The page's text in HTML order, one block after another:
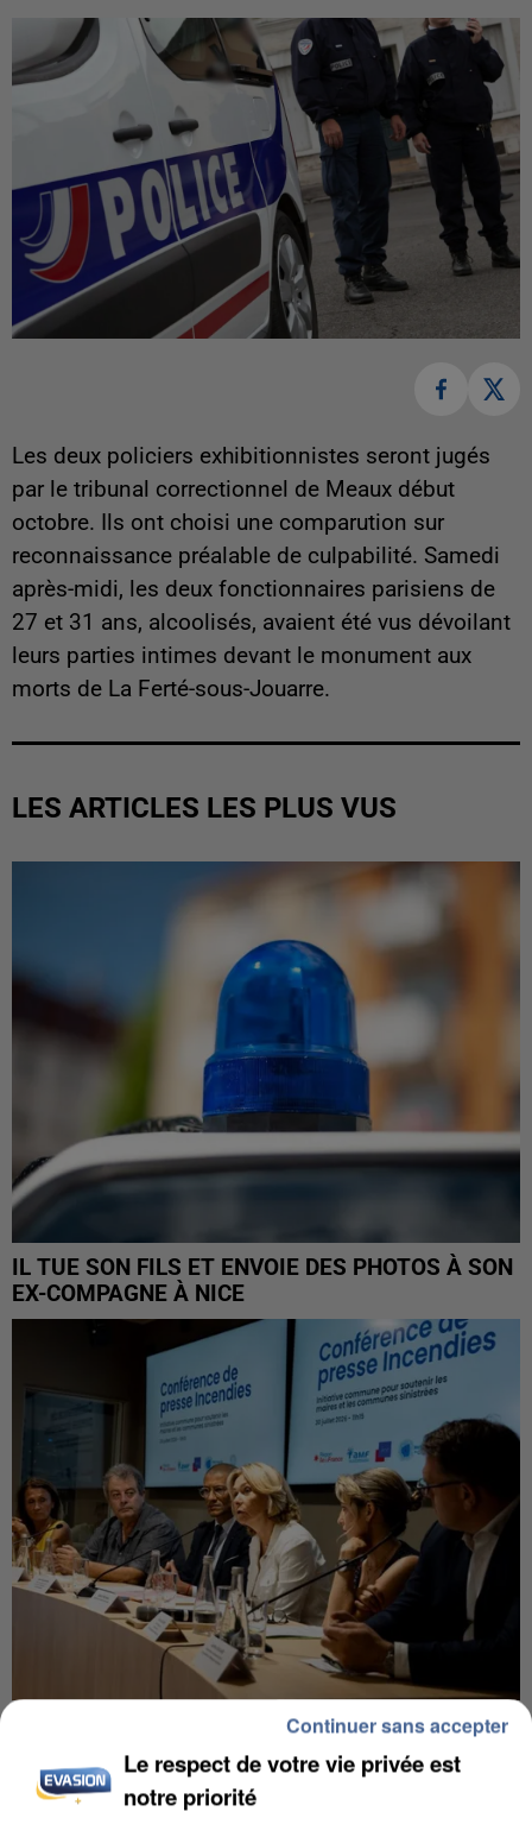
Les deux policiers exhibitionnistes seront jugés
par le tribunal correctionnel de Meaux début
octobre. Ils ont choisi une comparution sur
reconnaissance préalable de culpabilité. Samedi
après-midi, les deux fonctionnaires parisiens de
27 et 31 ans, alcoolisés, avaient été vus dévoilant
leurs parties intimes devant le monument aux
morts de La Ferté-sous-Jouarre.
LES ARTICLES LES PLUS VUS
IL TUE SON FILS ET ENVOIE DES PHOTOS À SON
EX-COMPAGNE À NICE
INCENDIES : L’ÎLE-DE-FRANCE LANCE UN ÉLAN
DE SOLIDARITÉ AVEC LES...
Le respect de votre vie privée est
notre priorité
Continuer sans accepter